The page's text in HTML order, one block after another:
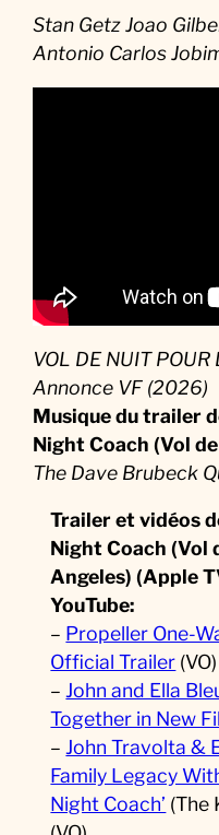
Stan Getz Joao
Antonio Carlos
VOL DE NUIT
Annonce VF (2026)
Musique du trailer
Night Coach (Vol
The Dave Brubeck
Trailer et vidéos
Night Coach (Vol
Angeles) (Apple
YouTube:
– Propeller One-
Official Trailer (VO)
– John and Ella
Together in New
– John Travolta &
Family Legacy
Night Coach’ (The